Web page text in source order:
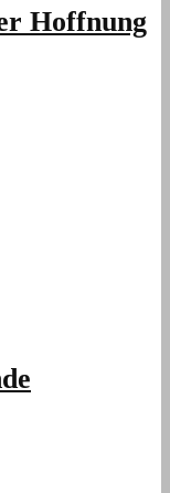
Hoffnung